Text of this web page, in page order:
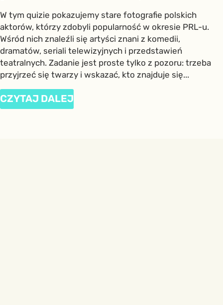
W tym quizie pokazujemy stare fotografie polskich
aktorów, którzy zdobyli popularność w okresie PRL-u.
Wśród nich znaleźli się artyści znani z komedii,
dramatów, seriali telewizyjnych i przedstawień
teatralnych. Zadanie jest proste tylko z pozoru: trzeba
przyjrzeć się twarzy i wskazać, kto znajduje się...
CZYTAJ DALEJ